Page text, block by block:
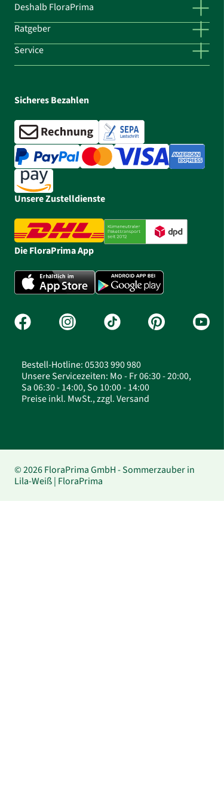
Deshalb FloraPrima
Ratgeber
Service
Sicheres Bezahlen
Unsere Zustelldienste
Die FloraPrima App
Bestell-Hotline: 05303 990 980
Unsere Servicezeiten: Mo - Fr 06:30 - 20:00,
Sa 06:30 - 14:00, So 10:00 - 14:00
Preise inkl. MwSt., zzgl. Versand
© 2026 FloraPrima GmbH - Sommerzauber in
Lila-Weiß | FloraPrima